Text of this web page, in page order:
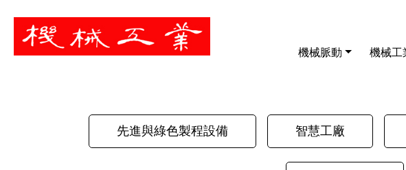
機械脈動 機械工
暫停
先進與綠色製程設備 智慧工廠